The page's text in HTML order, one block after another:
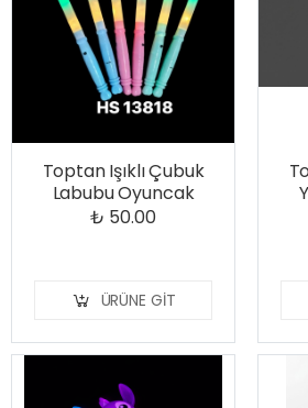
Toptan Işıklı Çubuk
Labubu Oyuncak
₺ 50.00
ÜRÜNE GIT